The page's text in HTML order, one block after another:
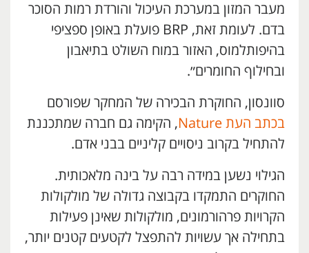
מעבר המזון במערכת העיכול והורדת רמות הסוכר
בדם. לעומת זאת, BRP פועלת באופן ספציפי
בהיפותלמוס, האזור במוח השולט בתיאבון
ובחילוף החומרים״.
סוונסון, החוקרת הבכירה של המחקר שפורסם
בכתב העת Nature
, הקימה גם חברה שמתכננת
להתחיל בקרוב ניסויים קליניים בבני אדם.
הגילוי נשען במידה רבה על בינה מלאכותית.
החוקרים התמקדו בקבוצה גדולה של מולקולות
הקרויות פרהורמונים, מולקולות שאינן פעילות
בתחילה אך עשויות להתפצל לקטעים קטנים יותר,